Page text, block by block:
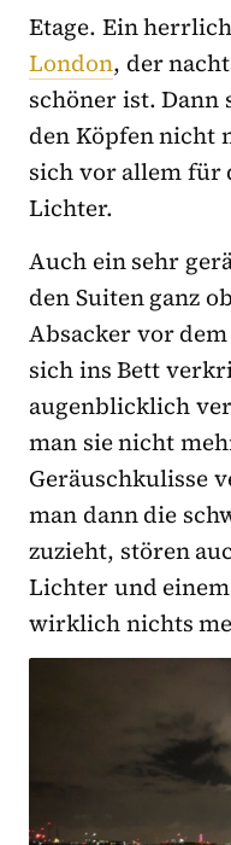
Etage. Ein
London, der
schöner ist. Dann
den Köpfen nicht
sich vor allem für
Lichter.
Auch ein sehr
den Suiten ganz
Absacker vor
sich ins Bett
augenblicklich
man sie nicht
Geräuschkulisse
man dann die
zuzieht, stören
Lichter und
wirklich nichts